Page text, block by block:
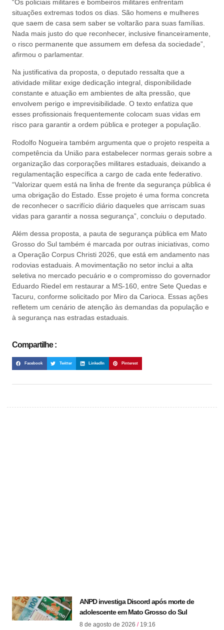
“Os policiais militares e bombeiros militares enfrentam
situações extremas todos os dias. São homens e mulheres
que saem de casa sem saber se voltarão para suas famílias.
Nada mais justo do que reconhecer, inclusive financeiramente,
o risco permanente que assumem em defesa da sociedade”,
afirmou o parlamentar.
Na justificativa da proposta, o deputado ressalta que a
atividade militar exige dedicação integral, disponibilidade
constante e atuação em ambientes de alta pressão, que
envolvem perigo e imprevisibilidade. O texto enfatiza que
esses profissionais frequentemente colocam suas vidas em
risco para garantir a ordem pública e proteger a população.
Rodolfo Nogueira também argumenta que o projeto respeita a
competência da União para estabelecer normas gerais sobre a
organização das corporações militares estaduais, deixando a
regulamentação específica a cargo de cada ente federativo.
“Valorizar quem está na linha de frente da segurança pública é
uma obrigação do Estado. Esse projeto é uma forma concreta
de reconhecer o sacrifício diário daqueles que arriscam suas
vidas para garantir a nossa segurança”, concluiu o deputado.
Além dessa proposta, a pauta de segurança pública em Mato
Grosso do Sul também é marcada por outras iniciativas, como
a Operação Corpus Christi 2026, que está em andamento nas
rodovias estaduais. A movimentação no setor inclui a alta
seletiva no mercado pecuário e o compromisso do governador
Eduardo Riedel em restaurar a MS-160, entre Sete Quedas e
Tacuru, conforme solicitado por Miro da Carioca. Essas ações
refletem um cenário de atenção às demandas da população e
à segurança nas estradas estaduais.
Compartilhe :
Facebook Twitter LinkedIn Pinterest
ANPD investiga Discord após morte de
adolescente em Mato Grosso do Sul
8 de agosto de 2026 19:16